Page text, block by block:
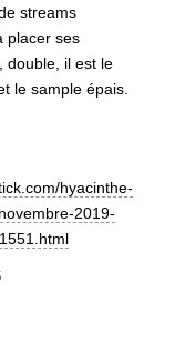
streams
placer ses
double, il est le
le sample épais.
hyacinthe-
2019-